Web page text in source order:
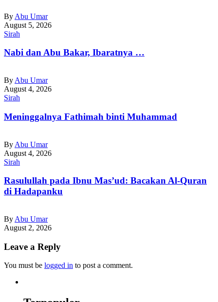
By Abu Umar
August 5, 2026
Sirah
Nabi dan Abu Bakar, Ibaratnya …
By Abu Umar
August 4, 2026
Sirah
Meninggalnya Fathimah binti Muhammad
By Abu Umar
August 4, 2026
Sirah
Rasulullah pada Ibnu Mas’ud: Bacakan Al-Quran
di Hadapanku
By Abu Umar
August 2, 2026
Leave a Reply
You must be logged in to post a comment.